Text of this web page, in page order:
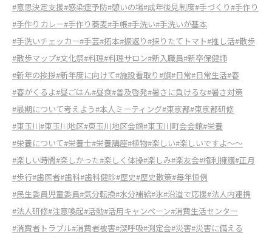
#意思決定支援#感染症予防#憩いの場#成年後見制度#手づくり#手作り
#手作りカレー#手作り蕎麦#手帳#手洗い#手洗いが基本
#手洗いチェッカー#手芸#拓本#振返り#採りたてトマト#推し活#散歩
#散歩マップ#文化祭#料理#料理サロン#新入職員#新卒保健師
#新年の挨拶#新年度に向けて#施設看取り#旗#日常#日常生活#春
#春がくるよ#昼ごはん#昼食#普及啓発#暑さに負けるな#暑さ対策
#最期について考えよう#本人ミーティング#東京都#東京都研修
#東玉川#東玉川地区#東玉川地区会館#東玉川町会会館#栄養
#栄養について#栄養士#栄養講座#植物#楽しい#楽しいですよ～～
#楽しい時間#楽しかった#楽しく体操#楽しみ#楽友会#権利擁護#正月
#歩行#歯医者#歯科#歯科健診#歴史#歴史散策#毎年恒例
#民生委員児童委員#気分転換#水分補給#氷#沿道で応援#法人内連携
#法人研修#注意喚起#活動#活用キャンペーン#消費生活センター
#消費者トラブル#消費者被害#深呼吸#測定会#災害#災害に備える